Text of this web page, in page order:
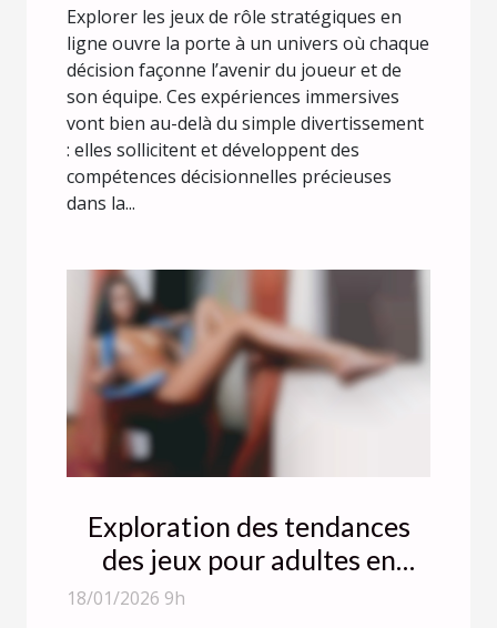
Explorer les jeux de rôle stratégiques en
ligne ouvre la porte à un univers où chaque
décision façonne l’avenir du joueur et de
son équipe. Ces expériences immersives
vont bien au-delà du simple divertissement
: elles sollicitent et développent des
compétences décisionnelles précieuses
dans la...
Exploration des tendances
des jeux pour adultes en
2026 : Évolution ou
18/01/2026 9h